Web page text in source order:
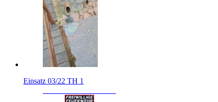
Einsatz 03/22 TH 1